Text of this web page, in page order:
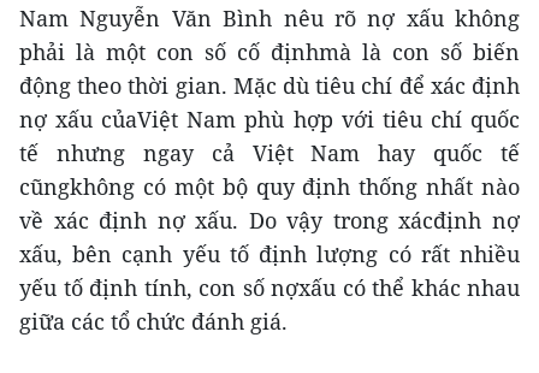
Nam Nguyễn Văn Bình nêu rõ nợ xấu không
phải là một con số cố địnhmà là con số biến
động theo thời gian. Mặc dù tiêu chí để xác định
nợ xấu củaViệt Nam phù hợp với tiêu chí quốc
tế nhưng ngay cả Việt Nam hay quốc tế
cũngkhông có một bộ quy định thống nhất nào
về xác định nợ xấu. Do vậy trong xácđịnh nợ
xấu, bên cạnh yếu tố định lượng có rất nhiều
yếu tố định tính, con số nợxấu có thể khác nhau
giữa các tổ chức đánh giá.